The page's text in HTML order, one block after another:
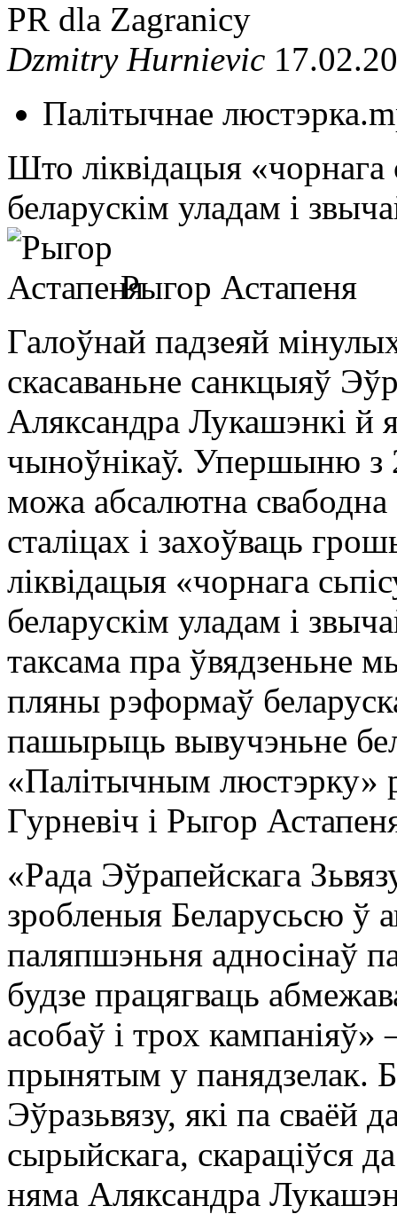
PR dla Zagranicy
Dzmitry Hurnievic
Палітычнае
Што ліквідацыя «чорнага
беларускім уладам і
Рыгор Астапеня
Галоўнай падзеяй
скасаваньне санкцыяў
Аляксандра Лукашэнкі й
чыноўнікаў. Упершыню з
можа абсалютна свабодна
сталіцах і захоўваць
ліквідацыя «чорнага
беларускім уладам і
таксама пра ўвядзеньне
пляны рэформаў
пашырыць вывучэньне
«Палітычным люстэрку»
Гурневіч і Рыгор
«Рада Эўрапейскага
зробленыя Беларусьсю ў
паляпшэньня адносінаў
будзе працягваць
асобаў і трох
прынятым у панядзелак.
Эўразьвязу, які па сваёй
сырыйскага, скараціўся
няма Аляксандра